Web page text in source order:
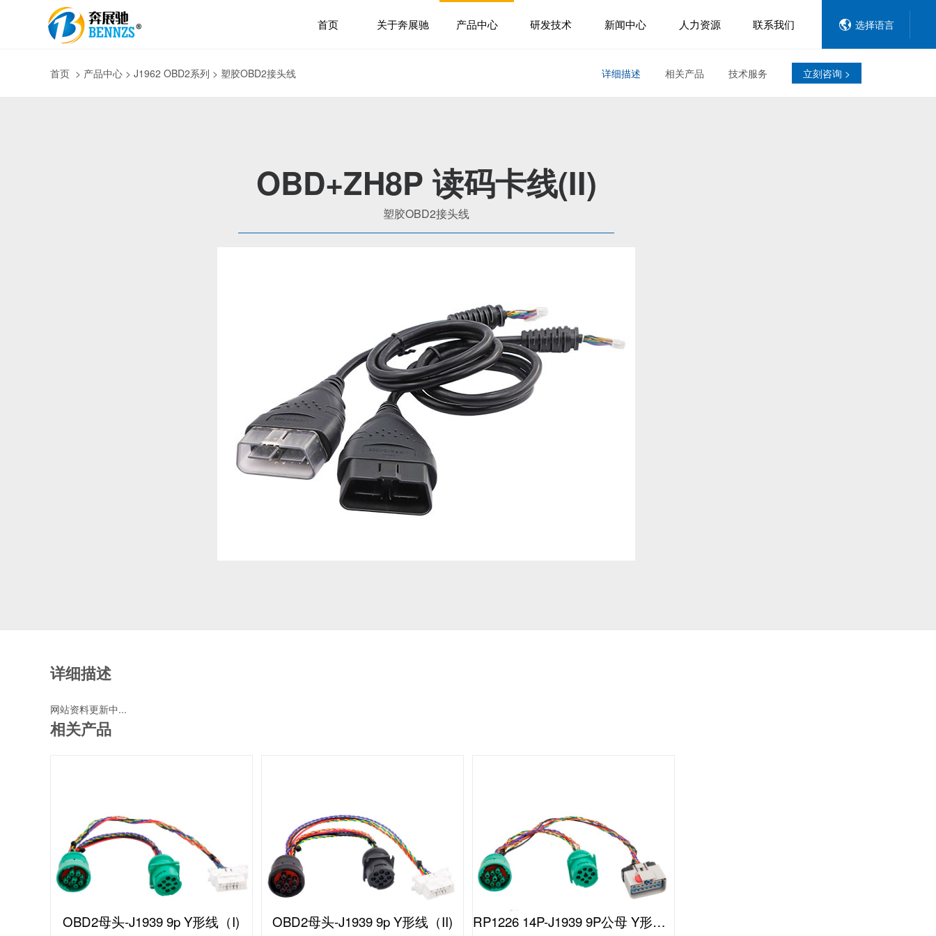
选择语言
首页 关于奔展驰 产品中心 研发技术 新闻中心 人力资源 联系我们
详细描述 相关产品 技术服务 立刻咨询 >
首页 > 产品中心 > J1962 OBD2系列 > 塑胶OBD2接头线
OBD+ZH8P 读码卡线(II)
塑胶OBD2接头线
详细描述
网站资料更新中...
相关产品
OBD2母头-J1939 9p Y形线（I) OBD2母头-J1939 9p Y形线（II) RP1226 14P-J1939 9P公母 Y形线缆